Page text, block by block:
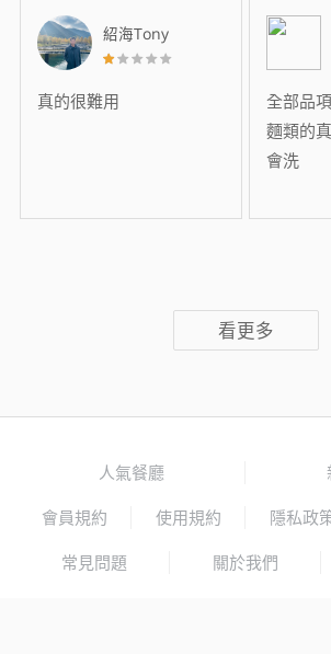
紹海Tony
真的很難用
全部品
麵類的
會洗
看更多
人氣餐廳
會員規約 使用規約 隱私政
常見問題 關於我們